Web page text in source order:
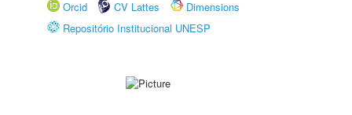
Orcid
CV Lattes
Dimensions
Repositório Institucional UNESP